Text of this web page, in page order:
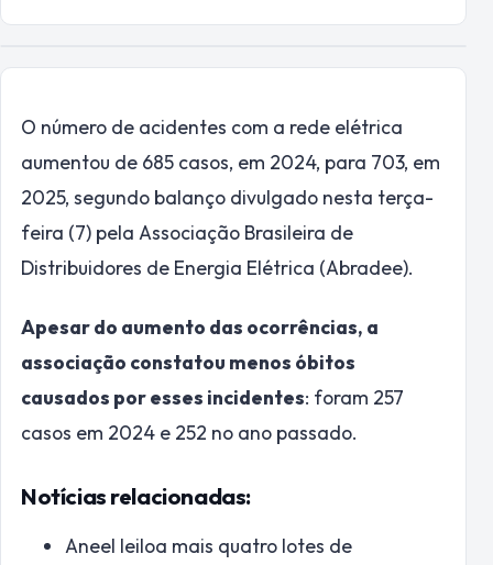
O número de acidentes com a rede elétrica
aumentou de 685 casos, em 2024, para 703, em
2025, segundo balanço divulgado nesta terça-
feira (7) pela Associação Brasileira de
Distribuidores de Energia Elétrica (Abradee).
Apesar do aumento das ocorrências, a
associação constatou menos óbitos
causados por esses incidentes: foram 257
casos em 2024 e 252 no ano passado.
Notícias relacionadas:
Aneel leiloa mais quatro lotes de